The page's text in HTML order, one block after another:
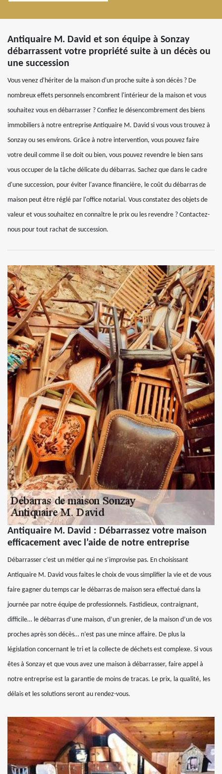
Antiquaire M. David et son équipe à Sonzay
débarrassent votre propriété suite à un décès ou
une succession
Vous venez d'hériter de la maison d'un proche suite à son décès ? De
nombreux effets personnels encombrent l'intérieur de la maison et vous
souhaitez vous en débarrasser ? Confiez le désencombrement des biens
immobiliers à notre entreprise Antiquaire M. David si vous vous trouvez à
Sonzay ou ses environs. Grâce à notre intervention, vous pouvez faire
votre deuil comme il se doit ou bien, vous pouvez revendre le bien sans
vous occuper de la tâche délicate du débarras. Sachez que dans le cadre
d'une succession, pour éviter l'avance financière, le coût du débarras de
maison peut être réglé par l'office notarial. Vous constatez des objets de
valeur et vous souhaitez en connaître le prix ou les revendre ? Contactez-
nous pour tout rachat de succession.
Antiquaire M. David : Débarrassez votre maison
efficacement avec l’aide de notre entreprise
Débarrasser c’est un métier qui ne s’improvise pas. En choisissant
Antiquaire M. David vous faites le choix de vous simplifier la vie et de vous
faire gagner du temps car le débarras de maison sera effectué dans la
journée par notre équipe de professionnels. Fastidieux, contraignant,
difficile… le débarras d’une maison, d’un grenier, de la maison d’un de vos
proches après son décès… n’est pas une mince affaire. De plus la
législation concernant le tri et la collecte de déchets est complexe. Si vous
êtes à Sonzay et que vous avez une maison à débarrasser, faire appel à
notre entreprise est la garantie de moins de tracas. Le prix, la qualité, les
délais et les solutions seront au rendez-vous.